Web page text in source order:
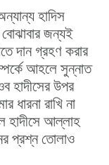
হাদিস
জন্যই
দান গ্রহণ করার
আহলে সুন্নাত
হাদীসের উপর
রাখি না
হাদীসে আল্লাহ
প্রশ্ন তোলাও